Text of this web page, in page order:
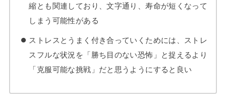
縮とも関連しており、文字通り、寿命が短くなって
しまう可能性がある
ストレスとうまく付き合っていくためには、ストレ
スフルな状況を「勝ち目のない恐怖」と捉えるより
「克服可能な挑戦」だと思うようにすると良い